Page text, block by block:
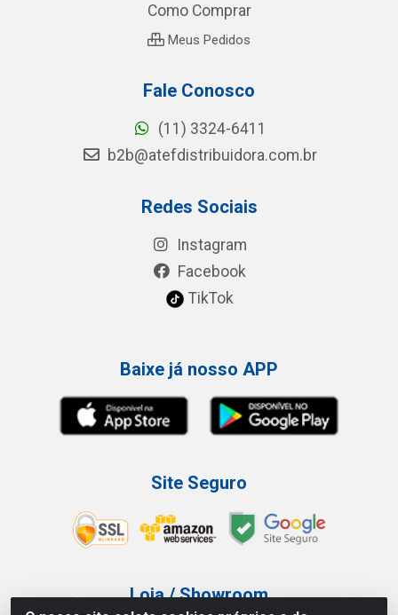
Como Comprar
Meus Pedidos
Fale Conosco
(11) 3324-6411
b2b@atefdistribuidora.com.br
Redes Sociais
Instagram
Facebook
TikTok
Baixe já nosso APP
Site Seguro
Loja / Showroom